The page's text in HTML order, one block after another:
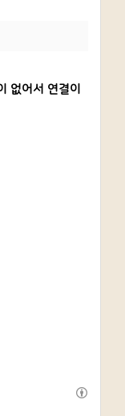
없어서 연결이